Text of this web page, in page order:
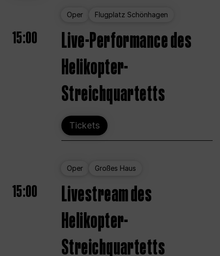
Oper Flugplatz Schönhagen
15:00
Live-Performance des
Helikopter-
Streichquartetts
Tickets
Oper Großes Haus
15:00
Livestream des
Helikopter-
Streichquartetts